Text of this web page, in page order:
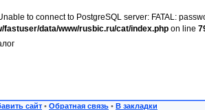
to connect to PostgreSQL server: FATAL:
fastuser/data/www/rusbic.ru/cat/index.php on line
сайт • Обратная связь • В закладки